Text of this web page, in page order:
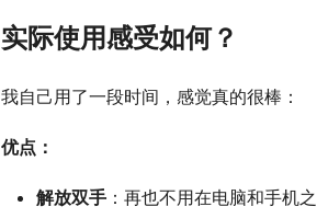
实际使用感受如何？
我自己用了一段时间，感觉真的很棒：
优点：
解放双手 ：再也不用在电脑和手机之